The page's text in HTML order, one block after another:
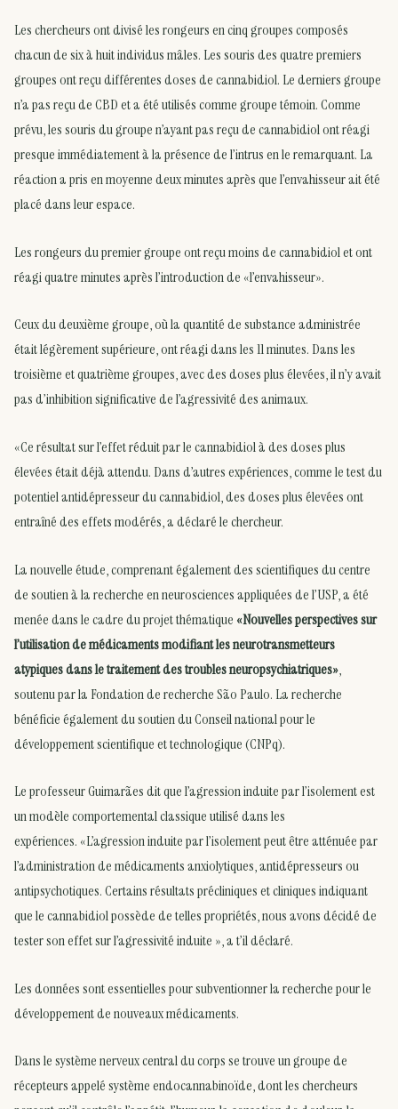
Les chercheurs ont divisé les rongeurs en cinq groupes composés
chacun de six à huit individus mâles. Les souris des quatre premiers
groupes ont reçu différentes doses de cannabidiol. Le derniers groupe
n’a pas reçu de CBD et a été utilisés comme groupe témoin. Comme
prévu, les souris du groupe n’ayant pas reçu de cannabidiol ont réagi
presque immédiatement à la présence de l’intrus en le remarquant. La
réaction a pris en moyenne deux minutes après que l’envahisseur ait été
placé dans leur espace.
Les rongeurs du premier groupe ont reçu moins de cannabidiol et ont
réagi quatre minutes après l’introduction de «l’envahisseur».
Ceux du deuxième groupe, où la quantité de substance administrée
était légèrement supérieure, ont réagi dans les 11 minutes. Dans les
troisième et quatrième groupes, avec des doses plus élevées, il n’y avait
pas d’inhibition significative de l’agressivité des animaux.
«Ce résultat sur l’effet réduit par le cannabidiol à des doses plus
élevées était déjà attendu. Dans d’autres expériences, comme le test du
potentiel antidépresseur du cannabidiol, des doses plus élevées ont
entraîné des effets modérés, a déclaré le chercheur.
La nouvelle étude, comprenant également des scientifiques du centre
de soutien à la recherche en neurosciences appliquées de l’USP, a été
menée dans le cadre du projet thématique «Nouvelles perspectives sur
l’utilisation de médicaments modifiant les neurotransmetteurs
atypiques dans le traitement des troubles neuropsychiatriques»,
soutenu par la Fondation de recherche São Paulo. La recherche
bénéficie également du soutien du Conseil national pour le
développement scientifique et technologique (CNPq).
Le professeur Guimarães dit que l’agression induite par l’isolement est
un modèle comportemental classique utilisé dans les
expériences. «L’agression induite par l’isolement peut être atténuée par
l’administration de médicaments anxiolytiques, antidépresseurs ou
antipsychotiques. Certains résultats précliniques et cliniques indiquant
que le cannabidiol possède de telles propriétés, nous avons décidé de
tester son effet sur l’agressivité induite », a t’il déclaré.
Les données sont essentielles pour subventionner la recherche pour le
développement de nouveaux médicaments.
Dans le système nerveux central du corps se trouve un groupe de
récepteurs appelé système endocannabinoïde, dont les chercheurs